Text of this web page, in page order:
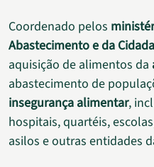
Coordenado pelos
Abastecimento e da
aquisição de alimentos da
abastecimento de
insegurança alimentar,
hospitais, quartéis,
asilos e outras entidades